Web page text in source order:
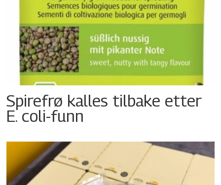
Spirefrø kalles tilbake etter
E. coli-funn